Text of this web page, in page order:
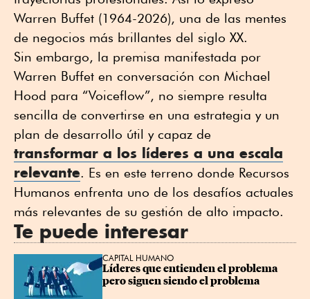
Warren Buffet (1964-2026), una de las mentes
de negocios más brillantes del siglo XX.
Sin embargo, la premisa manifestada por
Warren Buffet en conversación con Michael
Hood para “Voiceflow”, no siempre resulta
sencilla de convertirse en una estrategia y un
plan de desarrollo útil y capaz de
transformar a los líderes a una escala
relevante. Es en este terreno donde Recursos
Humanos enfrenta uno de los desafíos actuales
más relevantes de su gestión de alto impacto.
Te puede interesar
CAPITAL HUMANO
Líderes que entienden el problema
pero siguen siendo el problema